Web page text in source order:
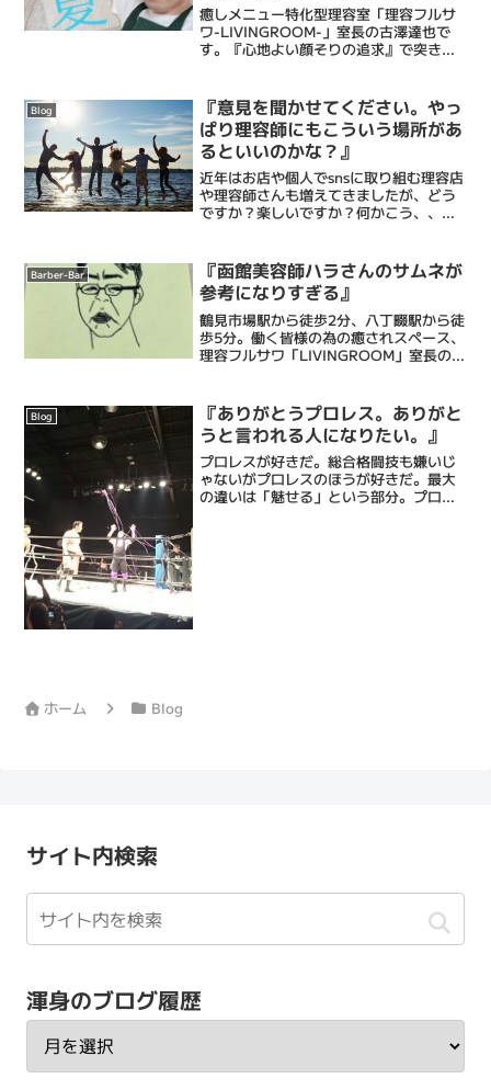
癒しメニュー特化型理容室「理容フルサ
ワ-LIVINGROOM-」室長の古澤達也で
す。『心地よい顔そりの追求』で突き抜
あなたにひとときの心地よい癒しと眠り
をもたらし...
Blog
『意見を聞かせてください。やっ
ぱり理容師にもこういう場所があ
るといいのかな？』
近年はお店や個人でsnsに取り組む理容店
や理容師さんも増えてきましたが、どう
ですか？楽しいですか？何かこう、、、
ど、なんかくすぶっているような。僕も
比較的発信は頑張って...
Barber-Bar
『函館美容師ハラさんのサムネが
参考になりすぎる』
鶴見市場駅から徒歩2分、八丁畷駅から徒
歩5分。働く皆様の為の癒されスペース、
理容フルサワ「LIVINGROOM」室長の古
毎日に癒しのひとときを提供するメンズ
バーバーです...
Blog
『ありがとうプロレス。ありがと
うと言われる人になりたい。』
プロレスが好きだ。総合格闘技も嫌いじ
ゃないがプロレスのほうが好きだ。最大
の違いは「魅せる」という部分。プロレ
ホーム Blog
サイト内検索
渾身のブログ履歴